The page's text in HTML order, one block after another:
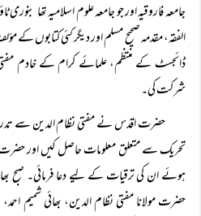
جامعہ فاروقیہ اور جو جامعہ علوم اسلامیہ تھا
الفقہ، مقدمہ صحیح مسلم اور دیگر کئی کتابوں کے
ڈائجسٹ کے منتظم، علمائے کرام کے خادم مفتی
شرکت کی۔
حضرت اقدس نے مفتی نظام الدین سے
تحریک سے متعلق معلومات حاصل کیں اور
ہوئے ان کی ترقیات کے لیے دعا فرمائی۔ صبح
حضرت مولانا مفتی نظام الدین، بھائی شمیم